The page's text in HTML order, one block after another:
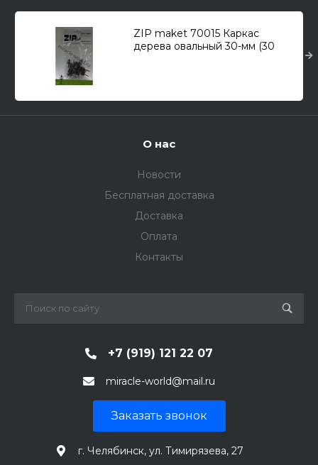
ZIP maket 70015 Каркас
дерева овальный 30-мм (30
О нас
Новости
Бесплатная доставка
Доставка
Оплата
Контакты
+7 (919) 121 22 07
miracle-world@mail.ru
Заказать звонок
г. Челябинск, ул. Тимирязева, 27